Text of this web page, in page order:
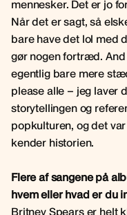
mennesker. Det er jo
Når det er sagt, så
bare have det lol med
gør nogen fortræd.
egentlig bare mere
please alle – jeg laver
storytellingen og
popkulturen, og det
kender historien.
Flere af sangene på
hvem eller hvad er du